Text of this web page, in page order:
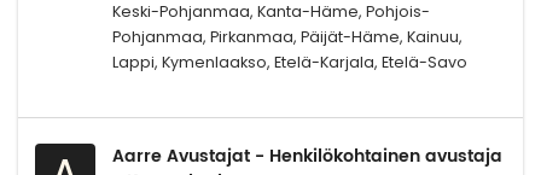
Keski-Pohjanmaa, Kanta-Häme, Pohjois-
Pohjanmaa, Pirkanmaa, Päijät-Häme, Kainuu,
Lappi, Kymenlaakso, Etelä-Karjala, Etelä-Savo
Aarre Avustajat - Henkilökohtainen avustaja